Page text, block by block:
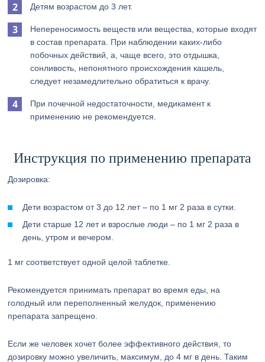
Детям возрастом до 3 лет.
Непереносимость веществ или вещества, которые входят
в состав препарата. При наблюдении каких-либо
побочных действий, а, чаще всего, это отдышка,
сонливость, непонятного происхождения кашель,
следует незамедлительно обратиться к врачу.
При почечной недостаточности, медикамент к
применению не рекомендуется.
Инструкция по применению препарата
Дозировка:
Дети возрастом от 3 до 12 лет – по 1 мг 2 раза в сутки.
Дети старше 12 лет и взрослые люди – по 1 мг 2 раза в
день, утром и вечером.
1 мг соответствует одной целой таблетке.
Рекомендуется принимать препарат во время еды, на
голодный или переполненный желудок, применению
препарата запрещено.
Если же человек хочет более эффективного действия, то
дозировку можно увеличить, максимум, до 4 мг в день. Таким